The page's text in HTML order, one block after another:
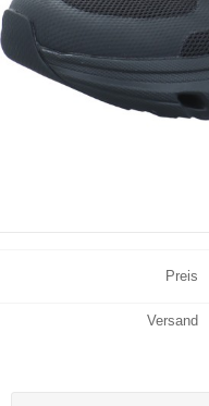
Preis
Versand